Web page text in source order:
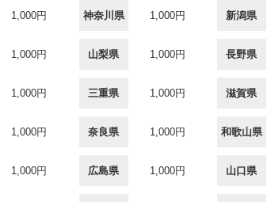
1,000円 神奈川県 1,000円 新潟県
1,000円 山梨県 1,000円 長野県
1,000円 三重県 1,000円 滋賀県
1,000円 奈良県 1,000円 和歌山県
1,000円 広島県 1,000円 山口県